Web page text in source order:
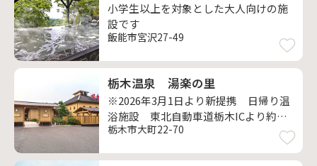
小学生以上を対象とした大人向けの施
設です
飯能市宮沢27-49
栃木温泉 湯楽の里
※2026年3月1日より新提携 日帰り温
浴施設 東北自動車道栃木ICより約５
分
栃木市大町22-70